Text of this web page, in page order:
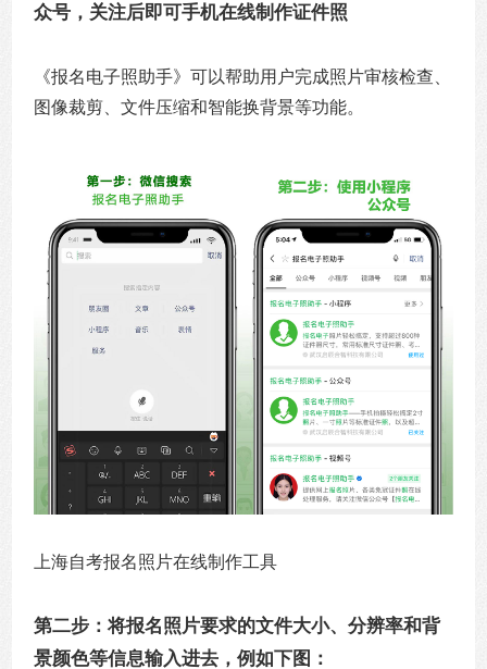
众号，关注后即可手机在线制作证件照
《报名电子照助手》可以帮助用户完成照片审核检查、
图像裁剪、文件压缩和智能换背景等功能。
上海自考报名照片在线制作工具
第二步：将报名照片要求的文件大小、分辨率和背
景颜色等信息输入进去，例如下图：